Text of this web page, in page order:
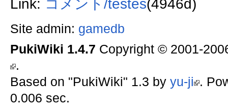
Link: コメント/testes(4946d)
Site admin: gamedb
PukiWiki 1.4.7 Copyright © 2001-
.
Based on "PukiWiki" 1.3 by yu-ji .
0.006 sec.